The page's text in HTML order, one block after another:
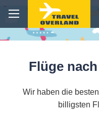
Flüge
Wir haben die
billigsten